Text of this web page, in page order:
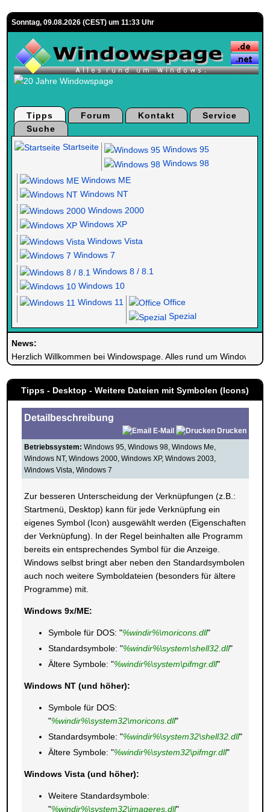
Sonntag, 09.08.2026 (CEST) um 11:33 Uhr
Tipps Forum Kontakt
Service
Suche
Startseite
Windows 95
Windows 98
Windows ME
Windows NT
Windows 2000
Windows XP
Windows Vista
Windows 7
Windows 8 / 8.1
Windows 10
Windows 11
Office
Spezial
News:
Herzlich Willkommen bei Windowspage. Alles rund um Windows.
Tipps - Desktop - Weitere Dateien mit Symbolen (Icons)
Detailbeschreibung
E-Mail
Drucken
Betriebssystem: Windows 95, Windows 98, Windows Me,
Windows NT, Windows 2000, Windows XP, Windows 2003,
Windows Vista, Windows 7
Zur besseren Unterscheidung der Verknüpfungen (z.B.:
Startmenü, Desktop) kann für jede Verknüpfung ein
eigenes Symbol (Icon) ausgewählt werden (Eigenschaften
der Verknüpfung). In der Regel beinhalten alle Programm
bereits ein entsprechendes Symbol für die Anzeige.
Windows selbst bringt aber neben den Standardsymbolen
auch noch weitere Symboldateien (besonders für ältere
Programme) mit.
Windows 9x/ME:
Symbole für DOS: "%windir%\moricons.dll"
Standardsymbole: "%windir%\system\shell32.dll"
Ältere Symbole: "%windir%\system\pifmgr.dll"
Windows NT (und höher):
Symbole für DOS:
"%windir%\system32\moricons.dll"
Standardsymbole: "%windir%\system32\shell32.dll"
Ältere Symbole: "%windir%\system32\pifmgr.dll"
Windows Vista (und höher):
Weitere Standardsymbole:
"%windir%\system32\imageres.dll"